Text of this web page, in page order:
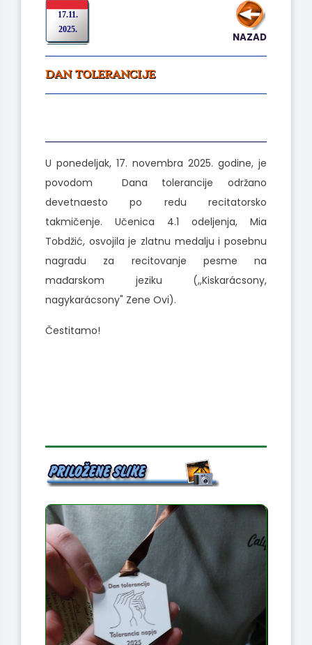
17.11.
2025.
NAZAD
DAN TOLERANCIJE
U ponedeljak, 17. novembra 2025. godine, je
povodom Dana tolerancije održano
devetnaesto po redu recitatorsko
takmičenje. Učenica 4.1 odeljenja, Mia
Tobdžić, osvojila je zlatnu medalju i posebnu
nagradu za recitovanje pesme na
mađarskom jeziku (,,Kiskarácsony,
nagykarácsony" Zene Ovi).
Čestitamo!